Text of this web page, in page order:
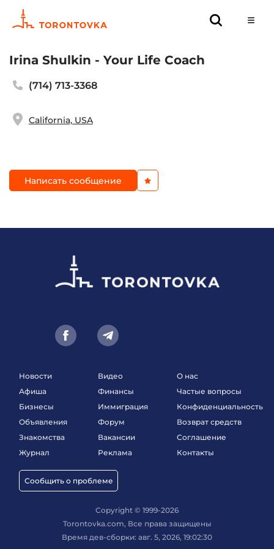
Irina Shulkin - Your Life Coach
(714) 713-3368
California, USA
Написать сообщение
Новости
Афиша
Бизнесы
Объявления
Знакомства
Журнал
Сообщить о проблеме
Видео
Финансы
Иммиграция
Форум
Вакансии
Реклама
О нас
Частые вопросы
Конфиденциальность
Возврат средств
Соглашение
Контакты
Copyright © 1999-2026
Torontovka.com, Все права защищены
Время дев-сборки: авг. 5, 2026, 19:02:30